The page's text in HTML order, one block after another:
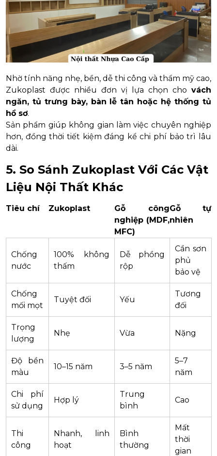
Nhờ tính năng nhẹ, bền, dễ thi công và thẩm mỹ cao,
Zukoplast được nhiều đơn vị lựa chọn cho vách
ngăn, tủ trưng bày, bàn lễ tân hoặc hệ thống tủ
hồ sơ.
Sản phẩm giúp không gian làm việc chuyên nghiệp
hơn, đồng thời tiết kiệm đáng kể chi phí bảo trì lâu
dài.
5. So Sánh Zukoplast Với Các Vật
Liệu Nội Thất Khác
Tiêu chí Zukoplast
Gỗ công
nghiệp (MDF,
MFC)
Gỗ tự
nhiên
Chống
nước
100% không
thấm
Dễ phồng
rộp
Cần sơn
phủ
bảo vệ
Chống
mối mọt
Tuyệt đối Yếu
Tương
đối
Trọng
lượng
Nhẹ Vừa Nặng
Độ bền
màu
10–15 năm 3–5 năm
5–7
năm
Chi phí
sử dụng
Hợp lý
Trung
bình
Cao
Thi
công
Nhanh, linh
hoạt
Bình
thường
Mất
thời
gian